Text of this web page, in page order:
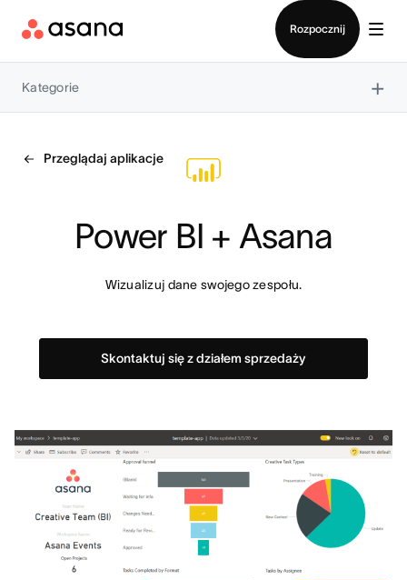
Rozpocznij
Kategorie ×
Przeglądaj aplikacje
Power BI + Asana
Wizualizuj dane swojego zespołu.
Skontaktuj się z działem sprzedaży